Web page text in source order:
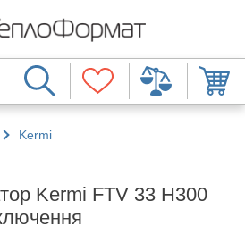
Kermi
Kermi FTV 33 H300